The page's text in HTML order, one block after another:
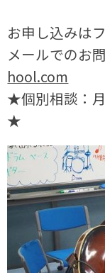
お申し込みは
メールでのお
hool.com
★個別相談：
★